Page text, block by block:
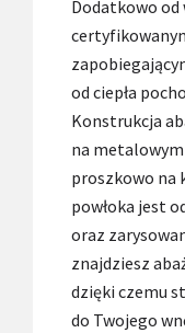
Dodatkowo
od ciepła
Konstrukcja
na
proszkowo na
powłoka jest
oraz
znajdziesz
dzięki czemu
do Twojego